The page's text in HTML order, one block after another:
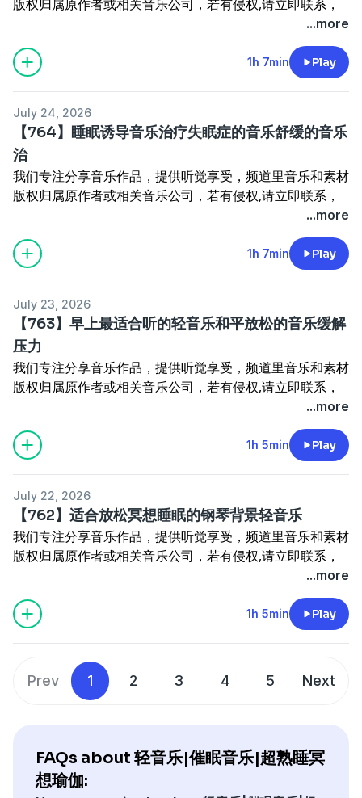
版权归属原作者或相关音乐公司，若有侵权,请立即联系，
将迅速采取删除措施；我们呼吁鼓励大家支持正版音乐，共
同维护创作的合法权益，非常感谢支持,您的支持是前进的
动力；收集整理剪辑是一项繁琐的工作，希望理解和尊重；
鼓励留言分享心得和感受，打造积极健康的交流环境，不断
资源可私信我，我会集中回复
本频道所有音乐下载地址：
https://pan.quark.cn/s/370230e022c6
...more
1h 7min Play
July 24, 2026
【764】睡眠诱导音乐治疗失眠症的音乐舒缓的音乐
治
我们专注分享音乐作品，提供听觉享受，频道里音乐和素材
版权归属原作者或相关音乐公司，若有侵权,请立即联系，
将迅速采取删除措施；我们呼吁鼓励大家支持正版音乐，共
同维护创作的合法权益，非常感谢支持,您的支持是前进的
动力；收集整理剪辑是一项繁琐的工作，希望理解和尊重；
鼓励留言分享心得和感受，打造积极健康的交流环境，不断
资源可私信我，我会集中回复
本频道所有音乐下载地址：
https://pan.quark.cn/s/370230e022c6
...more
1h 7min Play
July 23, 2026
【763】早上最适合听的轻音乐和平放松的音乐缓解
压力
我们专注分享音乐作品，提供听觉享受，频道里音乐和素材
版权归属原作者或相关音乐公司，若有侵权,请立即联系，
将迅速采取删除措施；我们呼吁鼓励大家支持正版音乐，共
同维护创作的合法权益，非常感谢支持,您的支持是前进的
动力；收集整理剪辑是一项繁琐的工作，希望理解和尊重；
鼓励留言分享心得和感受，打造积极健康的交流环境，不断
资源可私信我，我会集中回复
本频道所有音乐下载地址：
https://pan.quark.cn/s/370230e022c6
...more
1h 5min Play
July 22, 2026
【762】适合放松冥想睡眠的钢琴背景轻音乐
我们专注分享音乐作品，提供听觉享受，频道里音乐和素材
版权归属原作者或相关音乐公司，若有侵权,请立即联系，
将迅速采取删除措施；我们呼吁鼓励大家支持正版音乐，共
同维护创作的合法权益，非常感谢支持,您的支持是前进的
动力；收集整理剪辑是一项繁琐的工作，希望理解和尊重；
鼓励留言分享心得和感受，打造积极健康的交流环境，不断
资源可私信我，我会集中回复
本频道所有音乐下载地址：
...more
1h 5min Play
Prev 1 2 3 4 5 Next
FAQs about 轻音乐|催眠音乐|超熟睡冥
想瑜伽: